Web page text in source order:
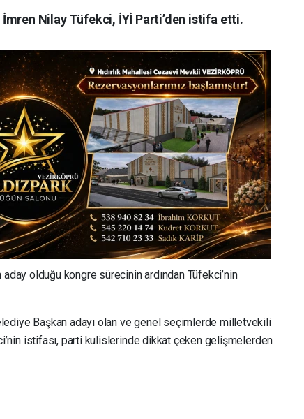
Nilay Tüfekci, İYİ Parti’den istifa etti.
olduğu kongre sürecinin ardından Tüfekci’nin
Başkan adayı olan ve genel seçimlerde milletvekili
istifası, parti kulislerinde dikkat çeken gelişmelerden